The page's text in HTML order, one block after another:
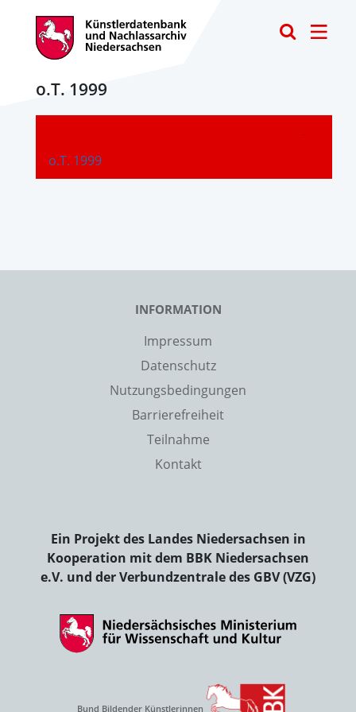
o.T. 1999
o.T. 1999
-
INFORMATION
Impressum
Datenschutz
Nutzungsbedingungen
Barrierefreiheit
Teilnahme
Kontakt
Ein Projekt des Landes Niedersachsen in
Kooperation mit dem BBK Niedersachsen
e.V. und der Verbundzentrale des GBV (VZG)
Bund Bildender Künstlerinnen